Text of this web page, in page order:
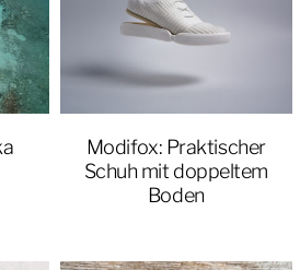
Modifox: Praktischer
Schuh mit doppeltem
Boden